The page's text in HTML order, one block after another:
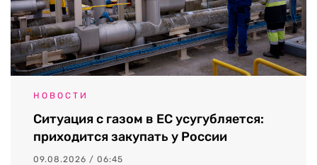
НОВОСТИ
Ситуация с газом в ЕС усугубляется:
приходится закупать у России
09.08.2026 / 06:45